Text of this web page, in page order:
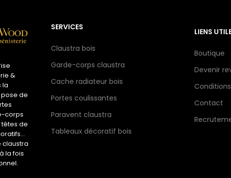
&
la
de
corps
de
claustra
la fois
SERVICES
Claustra bois
Garde-corps claustra
Cache radiateur bois
Portes coulissantes
Paravent claustra
Tableaux décoratif bois
LIENS
Boutique
Devenir
Contact